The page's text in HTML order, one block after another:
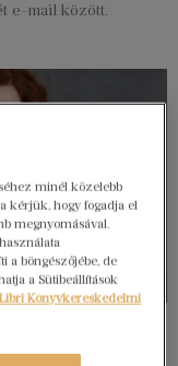
e-mail között.
minél közelebb
kérjük, hogy fogadja el
megnyomásával.
a böngészőjébe, de
a Sütibeállítások
Libri Könyvkereskedelmi